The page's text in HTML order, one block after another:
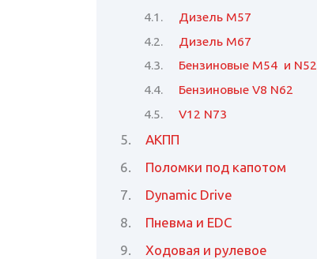
Дизель M57
Дизель М67
Бензиновые M54 и N52
Бензиновые V8 N62
V12 N73
АКПП
Поломки под капотом
Dynamic Drive
Пневма и EDC
Ходовая и рулевое